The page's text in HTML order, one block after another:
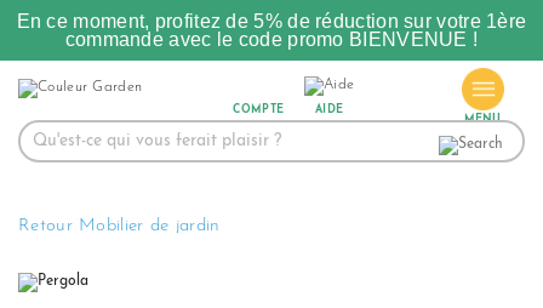
En ce moment, profitez de 5% de réduction sur votre 1ère
commande avec le code promo BIENVENUE !
COMPTE AIDE
Retour Mobilier de jardin